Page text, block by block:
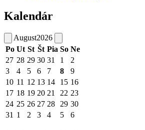
Kalendár
August2026
Po Ut St Št Pia So Ne
27 28 29 30 31 1
2
3
4 5 6 7 8
9
10 11 12 13 14 15 16
17 18 19 20 21 22 23
24 25 26 27 28 29 30
31 1 2 3 4 5 6